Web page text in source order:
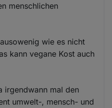
menschlichen
wie es nicht
kann vegane Kost auch
irgendwann mal den
umwelt-, mensch- und